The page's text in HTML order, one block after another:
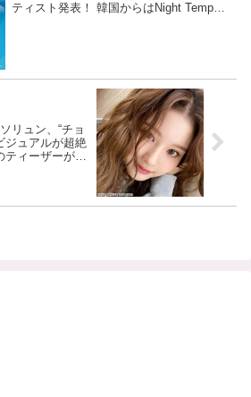
ティスト発表！ 韓国からはNight Tempo
リュン、“チョ
ジュアルが超絶
ティーザーが公